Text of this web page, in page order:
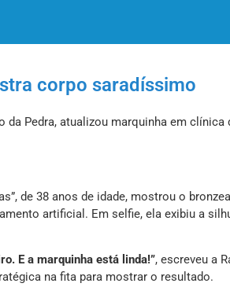
corpo saradíssimo
da Pedra, atualizou marquinha em clínica
de 38 anos de idade, mostrou o
artificial. Em selfie, ela exibiu a
E a marquinha está linda!”, escreveu a
na fita para mostrar o resultado.